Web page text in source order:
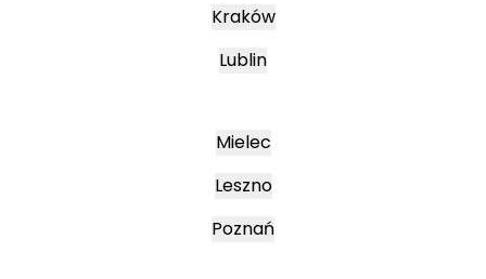
Kraków
Lublin
Mielec
Leszno
Poznań